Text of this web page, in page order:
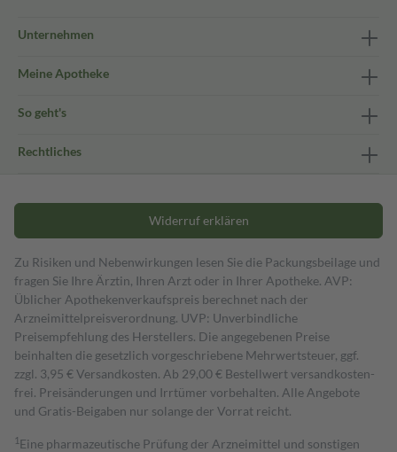
Unternehmen
Meine Apotheke
So geht's
Rechtliches
Widerruf erklären
Zu Risiken und Nebenwirkungen lesen Sie die Packungsbeilage und
fragen Sie Ihre Ärztin, Ihren Arzt oder in Ihrer Apotheke. AVP:
Üblicher Apothekenverkaufspreis berechnet nach der
Arzneimittelpreisverordnung. UVP: Unverbindliche
Preisempfehlung des Herstellers. Die angegebenen Preise
beinhalten die gesetzlich vorgeschriebene Mehrwertsteuer, ggf.
zzgl. 3,95 € Versandkosten. Ab 29,00 € Bestell­wert versand­kosten­
frei. Preisänderungen und Irrtümer vorbehalten. Alle Angebote
und Gratis-Beigaben nur solange der Vorrat reicht.
1 Eine pharmazeutische Prüfung der Arzneimittel und sonstigen